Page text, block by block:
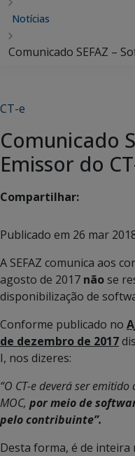
Notícias
Comunicado SEFAZ –
CT-e
Comunicado
Emissor do
Compartilhar:
Publicado em 26 mar
A SEFAZ comunica aos
agosto de 2017 nãose
disponibilização de
Conforme publicado no
de dezembro de 2017
I, nos dizeres:
“O CT-e deverá ser
MOC, por meio de
pelo contribuinte”.
Desta forma, é de